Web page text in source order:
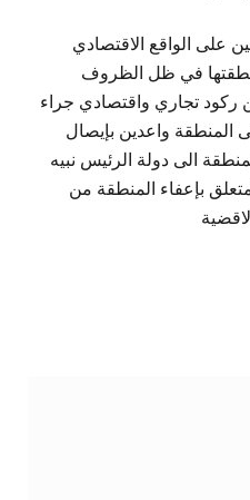
على الواقع الاقتصادي
في ظل الظروف
ركود تجاري واقتصادي جراء
المنطقة واعدين بإيصال
الى دولة الرئيس نبيه
بإعفاء المنطقة من